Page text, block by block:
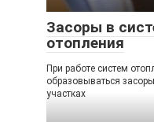
Засоры в
отопления
При работе систем
образовываться
участках